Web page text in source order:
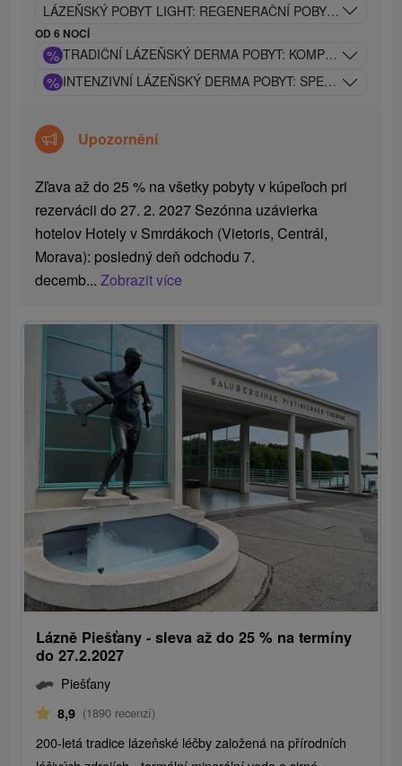
LÁZEŇSKÝ POBYT LIGHT: REGENERAČNÍ POBYT S
OD 6 NOCÍ
% TRADIČNÍ LÁZEŇSKÝ DERMA POBYT: KOMPLEXNÍ
% INTENZIVNÍ LÁZEŇSKÝ DERMA POBYT: SPECIÁLNĚ
Upozornění
Zľava až do 25 % na všetky pobyty v kúpeľoch pri
rezervácii do 27. 2. 2027 Sezónna uzávierka
hotelov Hotely v Smrdákoch (Vietoris, Centrál,
Morava): posledný deň odchodu 7.
decemb...Zobrazit více
Lázně Piešťany - sleva až do 25 % na termíny
do 27.2.2027
Piešťany
8,9 (1890 recenzí)
200-letá tradice lázeňské léčby založená na přírodních